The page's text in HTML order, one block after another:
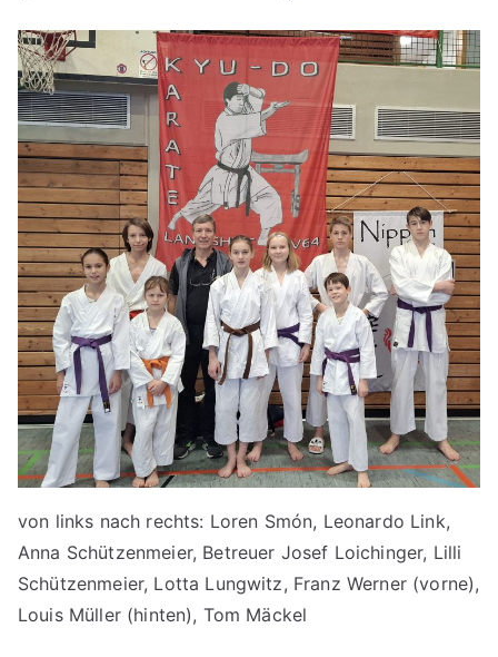
von links nach rechts: Loren Smón, Leonardo Link,
Anna Schützenmeier, Betreuer Josef Loichinger, Lilli
Schützenmeier, Lotta Lungwitz, Franz Werner (vorne),
Louis Müller (hinten), Tom Mäckel